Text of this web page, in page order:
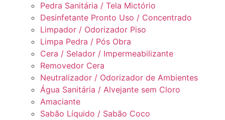
Pedra Sanitária / Tela Mictório
Desinfetante Pronto Uso / Concentrado
Limpador / Odorizador Piso
Limpa Pedra / Pós Obra
Cera / Selador / Impermeabilizante
Removedor Cera
Neutralizador / Odorizador de Ambientes
Água Sanitária / Alvejante sem Cloro
Amaciante
Sabão Líquido / Sabão Coco